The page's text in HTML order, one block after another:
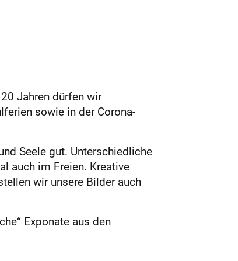
Jahren dürfen wir
sowie in der Corona-
Seele gut. Unterschiedliche
auch im Freien. Kreative
wir unsere Bilder auch
Exponate aus den